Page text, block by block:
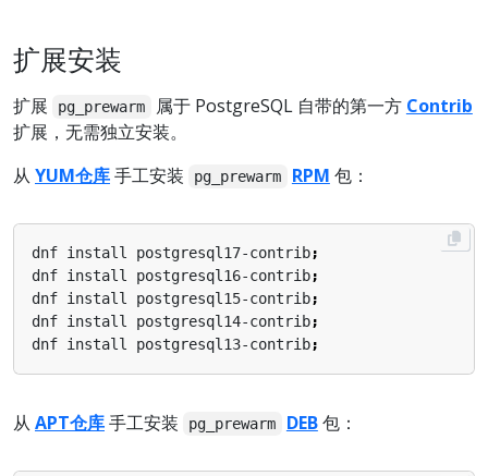
扩展安装
扩展 pg_prewarm 属于 PostgreSQL 自带的第一方 Contrib
扩展，无需独立安装。
从 YUM仓库手工安装 pg_prewarm RPM 包：
dnf install postgresql17-contrib;
dnf install postgresql16-contrib;
dnf install postgresql15-contrib;
dnf install postgresql14-contrib;
dnf install postgresql13-contrib;
从 APT仓库手工安装 pg_prewarm DEB包：